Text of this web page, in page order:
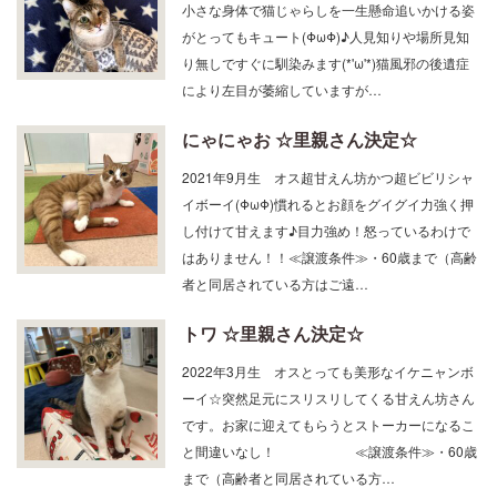
小さな身体で猫じゃらしを一生懸命追いかける姿
がとってもキュート(ΦωΦ)♪人見知りや場所見知
り無しですぐに馴染みます(*'ω'*)猫風邪の後遺症
により左目が萎縮していますが…
にゃにゃお ☆里親さん決定☆
2021年9月生 オス超甘えん坊かつ超ビビリシャ
イボーイ(ΦωΦ)慣れるとお顔をグイグイ力強く押
し付けて甘えます♪目力強め！怒っているわけで
はありません！！≪譲渡条件≫・60歳まで（高齢
者と同居されている方はご遠…
トワ ☆里親さん決定☆
2022年3月生 オスとっても美形なイケニャンボ
ーイ☆突然足元にスリスリしてくる甘えん坊さん
です。お家に迎えてもらうとストーカーになるこ
と間違いなし！ ≪譲渡条件≫・60歳
まで（高齢者と同居されている方…